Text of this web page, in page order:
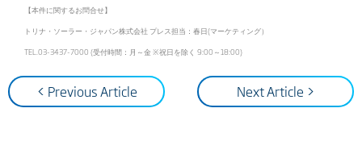
【本件に関するお問合せ】
トリナ・ソーラー・ジャパン株式会社 プレス担当：春日(マーケティング）
TEL.03-3437-7000 (受付時間：月～金 ※祝日を除く 9:00～18:00)
< Previous Article Next Article >